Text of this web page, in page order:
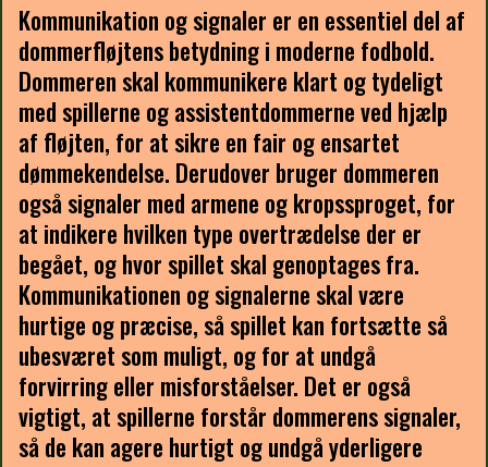
Kommunikation og signaler er en essentiel del af
dommerfløjtens betydning i moderne fodbold.
Dommeren skal kommunikere klart og tydeligt
med spillerne og assistentdommerne ved hjælp
af fløjten, for at sikre en fair og ensartet
dømmekendelse. Derudover bruger dommeren
også signaler med armene og kropssproget, for
at indikere hvilken type overtrædelse der er
begået, og hvor spillet skal genoptages fra.
Kommunikationen og signalerne skal være
hurtige og præcise, så spillet kan fortsætte så
ubesværet som muligt, og for at undgå
forvirring eller misforståelser. Det er også
vigtigt, at spillerne forstår dommerens signaler,
så de kan agere hurtigt og undgå yderligere